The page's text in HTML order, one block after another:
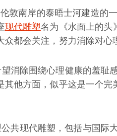
敦南岸的泰晤士河建造的
现代雕塑名为《水面上的头
都会关注，努力消除对心
消除围绕心理健康的羞耻
他方面，似乎这是一个完
共现代雕塑，包括与国际